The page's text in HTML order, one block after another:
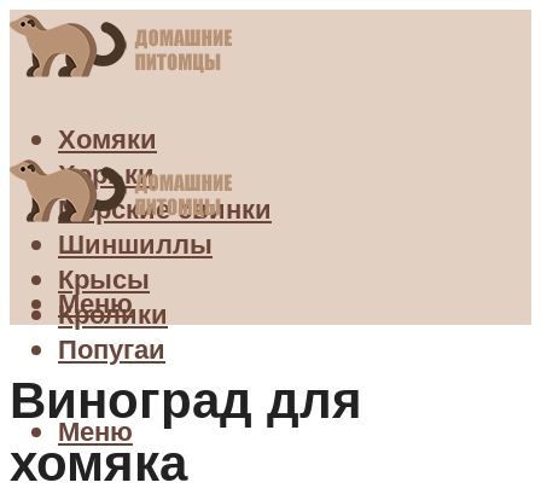
Хомяки
Хорьки
Морские свинки
Шиншиллы
Крысы
Кролики
Попугаи
Меню
Меню
Виноград для
хомяка